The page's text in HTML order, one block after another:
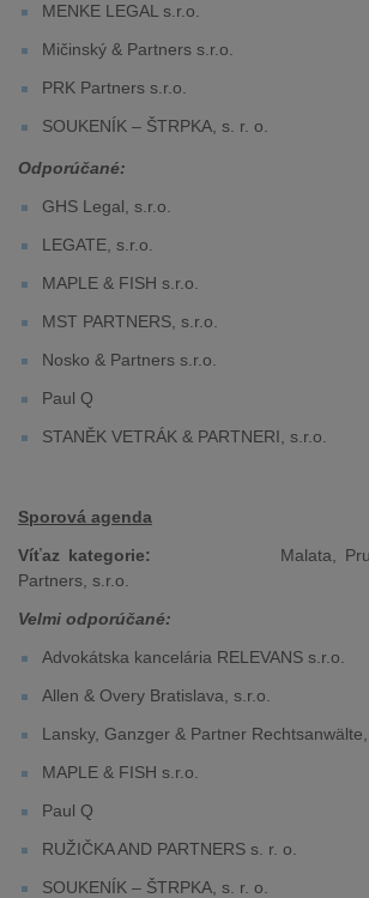
MENKE LEGAL s.r.o.
Mičinský & Partners s.r.o.
PRK Partners s.r.o.
SOUKENÍK – ŠTRPKA, s. r. o.
Odporúčané:
GHS Legal, s.r.o.
LEGATE, s.r.o.
MAPLE & FISH s.r.o.
MST PARTNERS, s.r.o.
Nosko & Partners s.r.o.
Paul Q
STANĚK VETRÁK & PARTNERI, s.r.o.
Sporová agenda
Víťaz kategorie: Malata,
Partners, s.r.o.
Velmi odporúčané:
Advokátska kancelária RELEVANS s.r.o.
Allen & Overy Bratislava, s.r.o.
Lansky, Ganzger & Partner Rechtsanwälte,
MAPLE & FISH s.r.o.
Paul Q
RUŽIČKA AND PARTNERS s. r. o.
SOUKENÍK – ŠTRPKA, s. r. o.